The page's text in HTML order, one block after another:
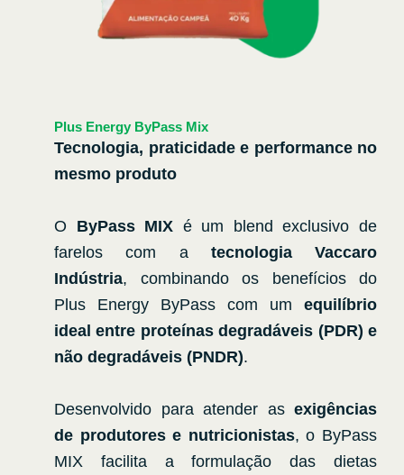
Plus Energy ByPass Mix
Tecnologia, praticidade e performance no
mesmo produto
O ByPass MIX é um blend exclusivo de
farelos com a tecnologia Vaccaro
Indústria, combinando os benefícios do
Plus Energy ByPass com um equilíbrio
ideal entre proteínas degradáveis (PDR) e
não degradáveis (PNDR).
Desenvolvido para atender as exigências
de produtores e nutricionistas, o ByPass
MIX facilita a formulação das dietas